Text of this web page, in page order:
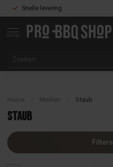
Snelle levering
MENU
Home Merken Staub
Staub
Filters